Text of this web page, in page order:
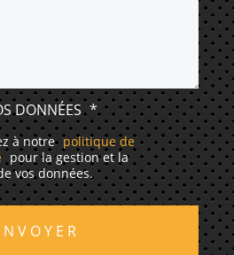
DONNÉES *
à notre politique de
pour la gestion et la
vos données.